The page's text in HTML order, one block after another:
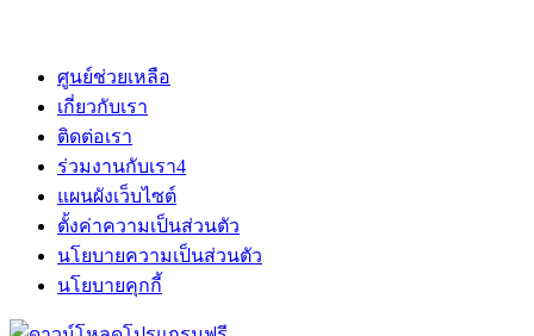
ศูนย์ช่วยเหลือ
เกี่ยวกับเรา
ติดต่อเรา
ร่วมงานกับเรา4
แผนผังเว็บไซต์
ตั้งค่าความเป็นส่วนตัว
นโยบายความเป็นส่วนตัว
นโยบายคุกกี้